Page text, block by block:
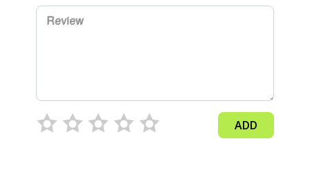
Review
ADD